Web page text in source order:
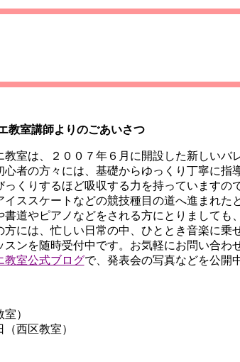
教室講師よりのごあいさつ
室は、２００７年６月に開設した新しいバ
心者の方々には、基礎からゆっくり丁寧に指
くりするほど吸収する力を持っていますの
イススケートなどの競技種目の道へ進まれた
道やピアノなどをされる方にとりましても
には、忙しい日常の中、ひととき音楽に乗
ンを随時受付中です。お気軽にお問い合わ
教室公式ブログで、発表会の写真などを公開
）
西区教室）